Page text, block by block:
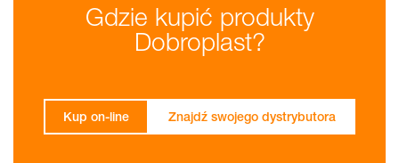
Gdzie kupić produkty
Dobroplast?
Kup on-line Znajdź swojego dystrybutora